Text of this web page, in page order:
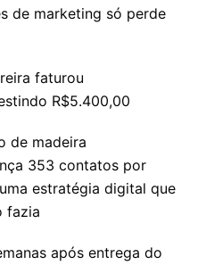
de marketing só perde
faturou
R$5.400,00
de madeira
353 contatos por
estratégia digital que
fazia
após entrega do